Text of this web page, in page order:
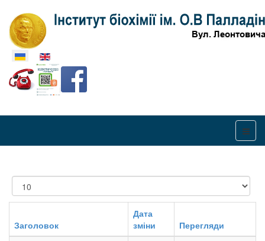
Оберіть свою мову
Показувати
Заголовок
Дата
зміни
Перегляди